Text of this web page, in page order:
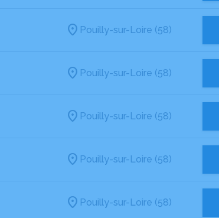
Pouilly-sur-Loire (58)
Pouilly-sur-Loire (58)
Pouilly-sur-Loire (58)
Pouilly-sur-Loire (58)
Pouilly-sur-Loire (58)